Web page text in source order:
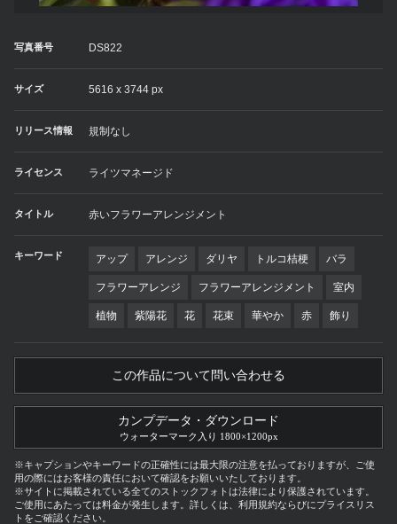
写真番号 DS822
サイズ 5616 x 3744 px
リリース情報 規制なし
ライセンス ライツマネージド
タイトル 赤いフラワーアレンジメント
キーワード アップ アレンジ ダリヤ トルコ桔梗 バラ
フラワーアレンジ フラワーアレンジメント 室内
植物 紫陽花 花 花束 華やか 赤 飾り
この作品について問い合わせる
カンプデータ・ダウンロード
ウォーターマーク入り 1800×1200px
※キャプションやキーワードの正確性には最大限の注意を払っておりますが、ご使
用の際にはお客様の責任において確認をお願いいたしております。
※サイトに掲載されている全てのストックフォトは法律により保護されています。
ご使用にあたっては料金が発生します。詳しくは、利用規約ならびにプライスリス
トをご確認ください。